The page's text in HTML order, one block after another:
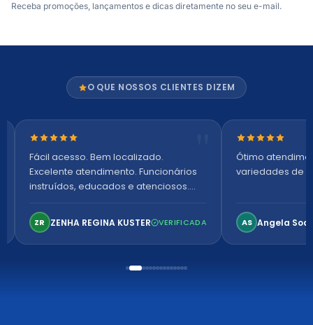
Receba promoções, lançamentos e dicas diretamente no seu e-mail.
O QUE NOSSOS CLIENTES DIZEM
Nota 5 de 5 estrelas
Fácil acesso. Bem localizado.
Excelente atendimento. Funcionários
instruídos, educados e atenciosos.
confortável. Perfeito!
ZR ZENHA REGINA KUSTER VERIFICADA
Nota 5 de 5
Ótimo
variedades de
AS Angela